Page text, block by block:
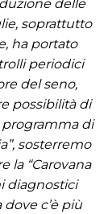
delle
soprattutto
ha portato
periodici
del seno,
possibilità di
programma di
sosterremo
la “Carovana
diagnostici
c’è più